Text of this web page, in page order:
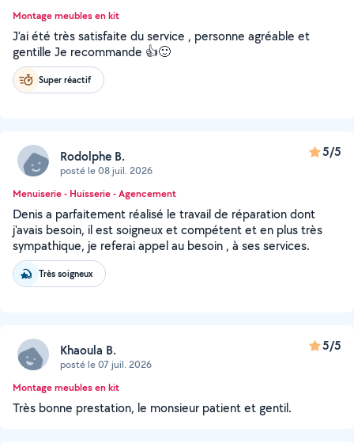
Montage meubles en kit
J’ai été très satisfaite du service , personne agréable et
gentille Je recommande 👍🙂
Super réactif
Rodolphe B.
posté le 08 juil. 2026
5/5
Menuiserie - Huisserie - Agencement
Denis a parfaitement réalisé le travail de réparation dont
j'avais besoin, il est soigneux et compétent et en plus très
sympathique, je referai appel au besoin , à ses services.
Très soigneux
Khaoula B.
posté le 07 juil. 2026
5/5
Montage meubles en kit
Très bonne prestation, le monsieur patient et gentil.